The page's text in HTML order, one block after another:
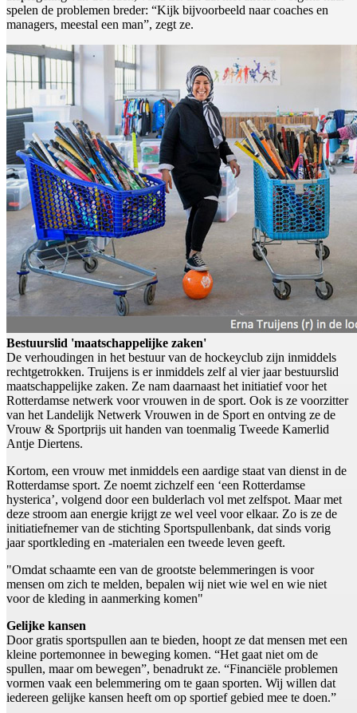
spelen de problemen breder: “Kijk bijvoorbeeld naar coaches en
managers, meestal een man”, zegt ze.
Bestuurslid 'maatschappelijke zaken'
De verhoudingen in het bestuur van de hockeyclub zijn inmiddels
rechtgetrokken. Truijens is er inmiddels zelf al vier jaar bestuurslid
maatschappelijke zaken. Ze nam daarnaast het initiatief voor het
Rotterdamse netwerk voor vrouwen in de sport. Ook is ze voorzitter
van het Landelijk Netwerk Vrouwen in de Sport en ontving ze de
Vrouw & Sportprijs uit handen van toenmalig Tweede Kamerlid
Antje Diertens.
Kortom, een vrouw met inmiddels een aardige staat van dienst in de
Rotterdamse sport. Ze noemt zichzelf een ‘een Rotterdamse
hysterica’, volgend door een bulderlach vol met zelfspot. Maar met
deze stroom aan energie krijgt ze wel veel voor elkaar. Zo is ze de
initiatiefnemer van de stichting Sportspullenbank, dat sinds vorig
jaar sportkleding en -materialen een tweede leven geeft.
"Omdat schaamte een van de grootste belemmeringen is voor
mensen om zich te melden, bepalen wij niet wie wel en wie niet
voor de kleding in aanmerking komen"
Gelijke kansen
Door gratis sportspullen aan te bieden, hoopt ze dat mensen met een
kleine portemonnee in beweging komen. “Het gaat niet om de
spullen, maar om bewegen”, benadrukt ze. “Financiële problemen
vormen vaak een belemmering om te gaan sporten. Wij willen dat
iedereen gelijke kansen heeft om op sportief gebied mee te doen.”